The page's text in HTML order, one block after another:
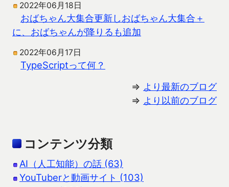
2022年06月18日
おばちゃん大集合更新しおばちゃん大集合＋
に、おばちゃんが降りるも追加
2022年06月17日
TypeScriptって何？
⇒ より最新のブログ
⇒ より以前のブログ
コンテンツ分類
AI（人工知能）の話 (63)
YouTuberと動画サイト (103)